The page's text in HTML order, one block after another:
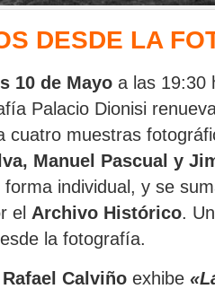
DESDE LA
10 de Mayo a las 19:30
Palacio Dionisi
cuatro muestras
Manuel Pascual y
forma individual, y se
el Archivo Histórico.
la fotografía.
Rafael Calviño exhibe